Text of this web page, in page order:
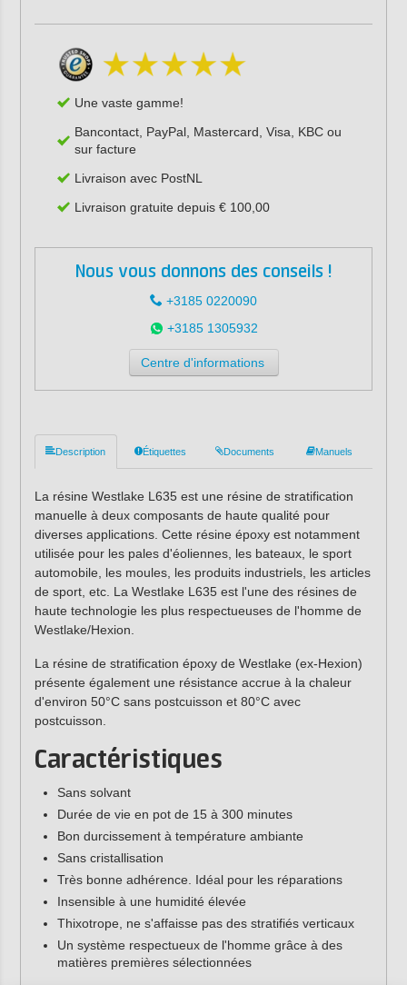
Une vaste gamme!
Bancontact, PayPal, Mastercard, Visa, KBC ou
sur facture
Livraison avec PostNL
Livraison gratuite depuis € 100,00
Nous vous donnons des conseils !
+3185 0220090
+3185 1305932
Centre d'informations
Description Étiquettes Documents Manuels
La résine Westlake L635 est une résine de stratification
manuelle à deux composants de haute qualité pour
diverses applications. Cette résine époxy est notamment
utilisée pour les pales d'éoliennes, les bateaux, le sport
automobile, les moules, les produits industriels, les articles
de sport, etc. La Westlake L635 est l'une des résines de
haute technologie les plus respectueuses de l'homme de
Westlake/Hexion.
La résine de stratification époxy de Westlake (ex-Hexion)
présente également une résistance accrue à la chaleur
d'environ 50°C sans postcuisson et 80°C avec
postcuisson.
Caractéristiques
Sans solvant
Durée de vie en pot de 15 à 300 minutes
Bon durcissement à température ambiante
Sans cristallisation
Très bonne adhérence. Idéal pour les réparations
Insensible à une humidité élevée
Thixotrope, ne s'affaisse pas des stratifiés verticaux
Un système respectueux de l'homme grâce à des
matières premières sélectionnées